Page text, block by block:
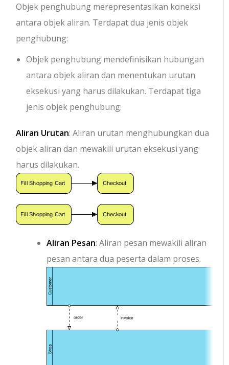
Objek penghubung merepresentasikan koneksi
antara objek aliran. Terdapat dua jenis objek
penghubung:
Objek penghubung mendefinisikan hubungan
antara objek aliran dan menentukan urutan
eksekusi yang harus dilakukan. Terdapat tiga
jenis objek penghubung:
Aliran Urutan: Aliran urutan menghubungkan dua
objek aliran dan mewakili urutan eksekusi yang
harus dilakukan.
Aliran Pesan: Aliran pesan mewakili aliran
pesan antara dua peserta dalam proses.